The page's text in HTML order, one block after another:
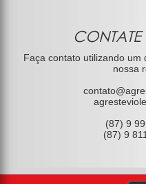
Faça contato utilizando um
nossa
(87) 9
(87) 9